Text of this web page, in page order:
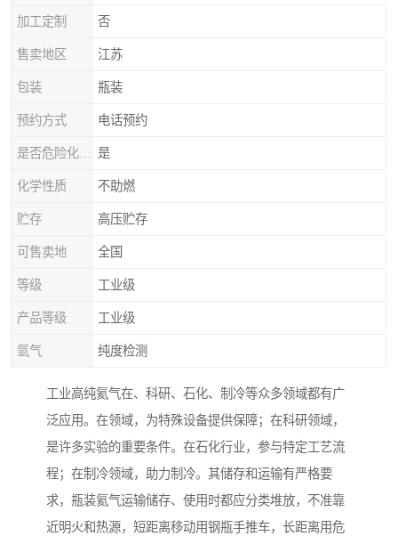
加工定制 否
售卖地区 江苏
包装 瓶装
预约方式 电话预约
是
化学性质 不助燃
贮存 高压贮存
可售卖地 全国
等级 工业级
产品等级 工业级
氩气 纯度检测
工业高纯氦气在、科研、石化、制冷等众多领域都有广
泛应用。在领域，为特殊设备提供保障；在科研领域，
是许多实验的重要条件。在石化行业，参与特定工艺流
程；在制冷领域，助力制冷。其储存和运输有严格要
求，瓶装氦气运输储存、使用时都应分类堆放，不准靠
近明火和热源，短距离移动用钢瓶手推车，长距离用危